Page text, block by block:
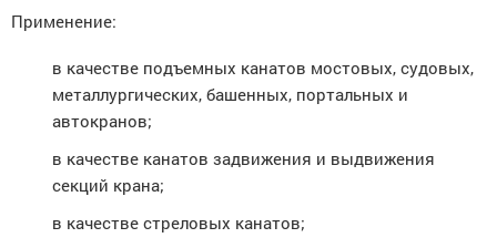
Применение:
в качестве подъемных канатов мостовых, судовых,
металлургических, башенных, портальных и
автокранов;
в качестве канатов задвижения и выдвижения
секций крана;
в качестве стреловых канатов;